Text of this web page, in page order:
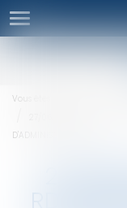
Ouvrir
le
menu
Vous êtes ici :
D'ADMINISTRATION